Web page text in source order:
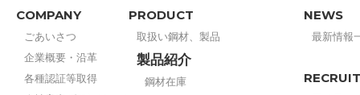
COMPANY
ごあいさつ
企業概要・沿革
各種認証等取得
PRODUCT
取扱い鋼材、製品
製品紹介
鋼材在庫
NEWS
最新情報
RECRUIT